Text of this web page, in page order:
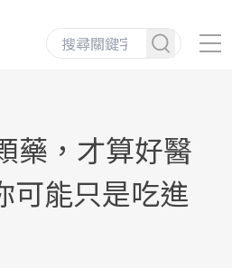
藥，才算好醫
可能只是吃進